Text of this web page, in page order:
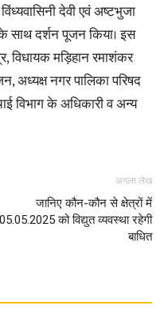
देवी एवं अष्टभुजा
साथ दर्शन पूजन किया। इस
विधायक मड़िहान रमाशंकर
अध्यक्ष नगर पालिका परिषद
विभाग के अधिकारी व अन्य
अगला लेख
जानिए कौन-कौन से क्षेत्रों में
05.05.2025 को विद्युत व्यवस्था रहेगी
बाधित